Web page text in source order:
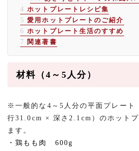
4 ホットプレートレシピ集
5 愛用ホットプレートのご紹介
6 ホットプレート生活のすすめ
7 関連著書
材料（4～5人分）
※一般的な4～5人分の平面プレー
行31.0cm × 深さ2.1cm）のホット
ます。
・鶏もも肉 600g